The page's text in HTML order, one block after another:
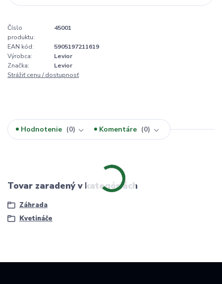
Číslo
produktu:
45001
EAN kód:
5905197211619
Výrobca:
Levior
Značka:
Levior
Strážiť cenu / dostupnosť
Hodnotenie 0 Komentáre 0
Tovar zaradený v kategóriách
Záhrada
Kvetináče